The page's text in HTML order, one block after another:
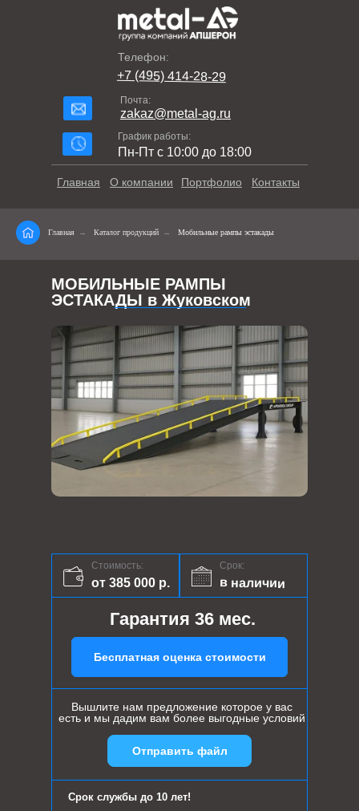
Телефон:
+7 (495) 414-28-29
Почта:
zakaz@metal-ag.ru
График работы:
Пн-Пт с 10:00 до 18:00
Контакты
Портфолио
О компании
Главная
Главная → Каталог продукций → Мобильные рампы эстакады
МОБИЛЬНЫЕ РАМПЫ
ЭСТАКАДЫ в Жуковском
Срок:
в наличии
Стоимость:
от 385 000 р.
Гарантия 36 мес.
Бесплатная оценка стоимости
Вышлите нам предложение которое у вас
есть и мы дадим вам более выгодные условий
Срок службы до 10 лет!
Отправить файл